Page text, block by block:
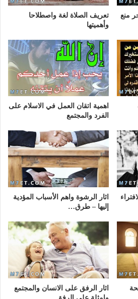
منع
تعريف الصلاة لغة واصطلاحا
وأهميتها
اهمية اتقان العمل في الاسلام على
الفرد والمجتمع
اثار الرشوة واهم الأسباب المؤدية
إليها – طرق…
اثار الرفق على الانسان والمجتمع